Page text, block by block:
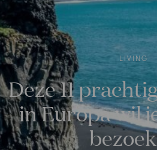
LIVING
Deze 11
in Europa wil